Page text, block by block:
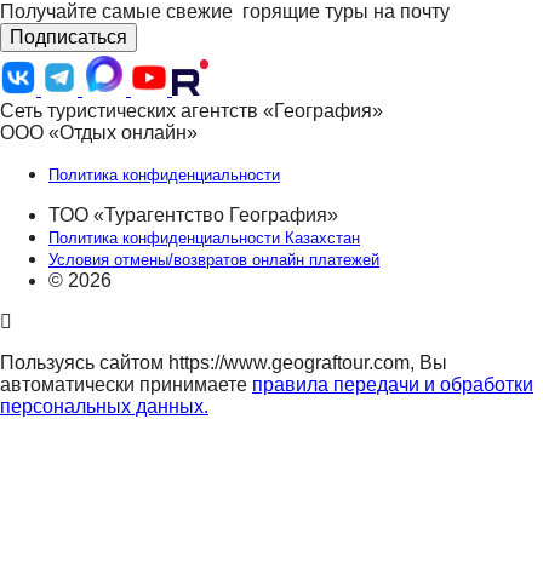
Получайте самые свежие горящие туры на почту
Подписаться
Сеть туристических агентств «География»
ООО «Отдых онлайн»
Политика конфиденциальности
ТОО «Турагентство География»
Политика конфиденциальности Казахстан
Условия отмены/возвратов онлайн платежей
© 2026
Пользуясь сайтом https://www.geograftour.com, Вы
автоматически принимаете правила передачи и обработки
персональных данных.